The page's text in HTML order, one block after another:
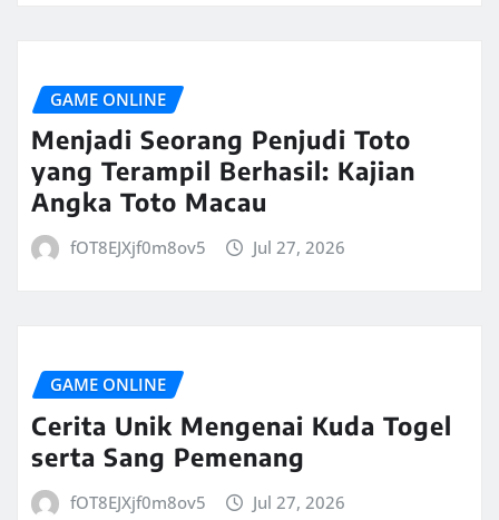
GAME ONLINE
Menjadi Seorang Penjudi Toto
yang Terampil Berhasil: Kajian
Angka Toto Macau
fOT8EJXjf0m8ov5 Jul 27, 2026
GAME ONLINE
Cerita Unik Mengenai Kuda Togel
serta Sang Pemenang
fOT8EJXjf0m8ov5 Jul 27, 2026